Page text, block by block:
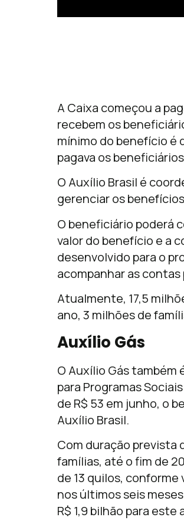
A Caixa começou a
recebem os
mínimo do benefício é
pagava os
O Auxílio Brasil é
gerenciar os
O beneficiário poderá
valor do benefício e a
desenvolvido para o
acompanhar as
Atualmente, 17,5
ano, 3 milhões de
Auxílio Gás
O Auxílio Gás também
para Programas
de R$ 53 em junho, o
Auxílio Brasil.
Com duração prevista
famílias, até o fim de
de 13 quilos,
nos últimos seis
R$ 1,9 bilhão para este